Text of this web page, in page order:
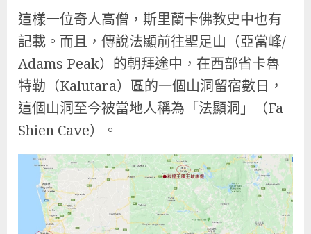
這樣一位奇人高僧，斯里蘭卡佛教史中也有
記載。而且，傳說法顯前往聖足山（亞當峰/
Adams Peak）的朝拜途中，在西部省卡魯
特勒（Kalutara）區的一個山洞留宿數日，
這個山洞至今被當地人稱為「法顯洞」（Fa
Shien Cave）。